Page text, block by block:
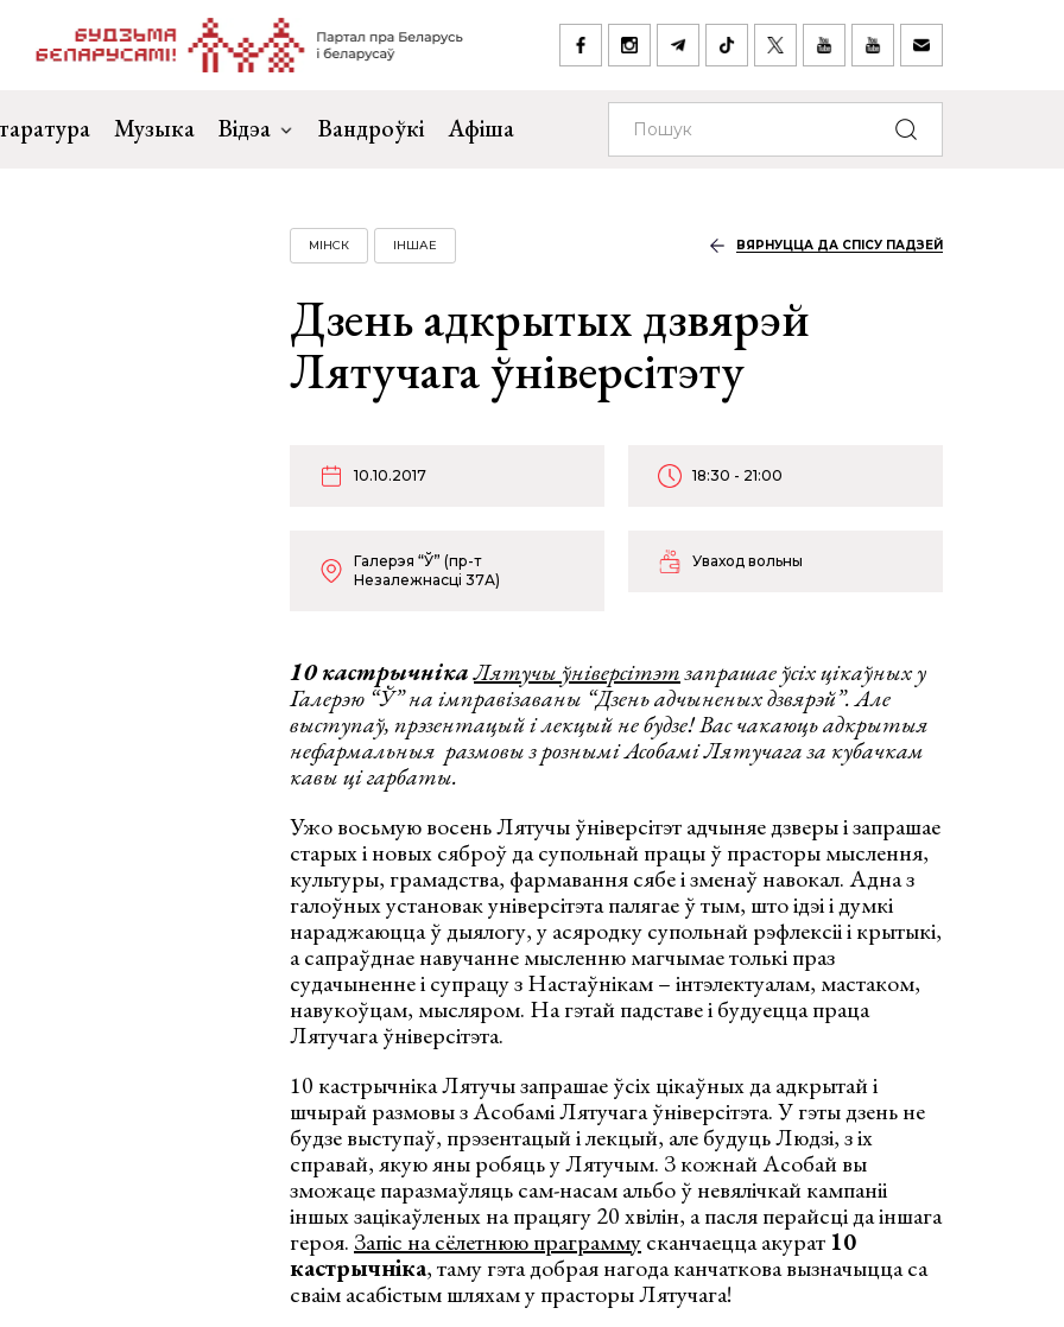
Музыка Відэа Вандроўкі Афіша
МІНСК ІНШАЕ ВЯРНУЦЦА ДА СПІСУ ПАДЗЕЙ
Дзень адкрытых дзвярэй
Лятучага ўнiверсітэту
10.10.2017 18:30 - 21:00
Галерэя “Ў” (пр-т
Незалежнасцi 37А)
Уваход вольны
10 кастрычнікаЛятучы ўніверсітэтзапрашае ўсіх цікаўных у
Галерэю “Ў” на імправізаваны “Дзень адчыненых дзвярэй”. Але
выступаў, прэзентацый і лекцый не будзе! Вас чакаюць адкрытыя
нефармальныя размовы з рознымі Асобамі Лятучага за кубачкам
кавы ці гарбаты.
Ужо восьмую восень Лятучы ўніверсітэт адчыняе дзверы і запрашае
старых і новых сяброў да супольнай працы ў прасторы мыслення,
культуры, грамадства, фармавання сябе і зменаў навокал. Адна з
галоўных установак універсітэта палягае ў тым, што ідэі і думкі
нараджаюцца ў дыялогу, у асяродку супольнай рэфлексіі і крытыкі,
а сапраўднае навучанне мысленню магчымае толькі праз
судачыненне і супрацу з Настаўнікам – інтэлектуалам, мастаком,
навукоўцам, мысляром. На гэтай падставе і будуецца праца
Лятучага ўніверсітэта.
10 кастрычніка Лятучы запрашае ўсіх цікаўных да адкрытай і
шчырай размовы з Асобамі Лятучага ўніверсітэта. У гэты дзень не
будзе выступаў, прэзентацый і лекцый, але будуць Людзі, з іх
справай, якую яны робяць у Лятучым. З кожнай Асобай вы
зможаце паразмаўляць сам-насам альбо ў невялічкай кампаніі
іншых зацікаўленых на працягу 20 хвілін, а пасля перайсці да іншага
героя. Запіс на сёлетнюю праграммусканчаецца акурат 10
кастрычніка, таму гэта добрая нагода канчаткова вызначыцца са
сваім асабістым шляхам у прасторы Лятучага!